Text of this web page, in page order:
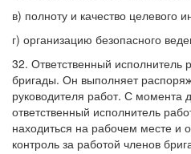
в) полноту и качество целевого
г) организацию безопасного
32. Ответственный исполнитель
бригады. Он выполняет
руководителя работ. С момента
ответственный исполнитель
находиться на рабочем месте и
контроль за работой членов